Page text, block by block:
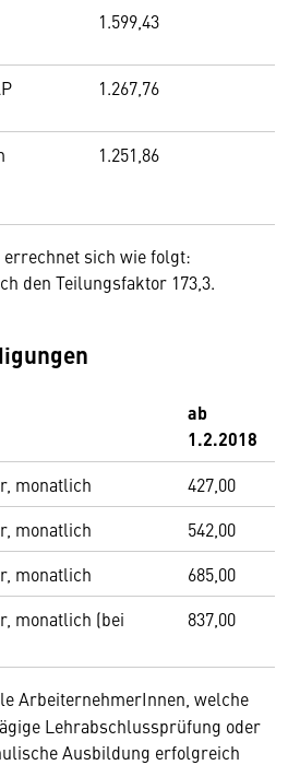
1.599,43
1.267,76
1.251,86
sich wie folgt:
den Teilungsfaktor 173,3.
ab
1.2.2018
monatlich
427,00
monatlich
542,00
monatlich
685,00
monatlich (bei
837,00
ArbeiternehmerInnen, welche
Lehrabschlussprüfung oder
Ausbildung erfolgreich